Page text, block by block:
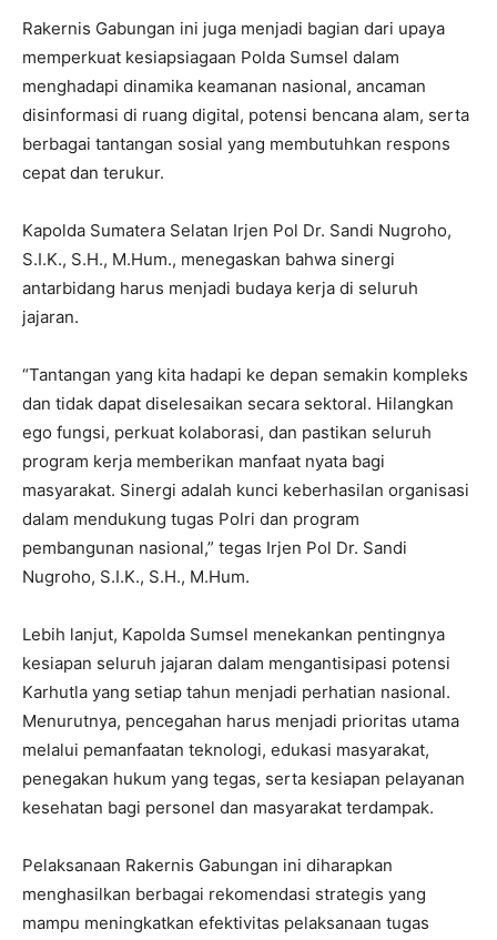
Rakernis Gabungan ini juga menjadi bagian dari upaya
memperkuat kesiapsiagaan Polda Sumsel dalam
menghadapi dinamika keamanan nasional, ancaman
disinformasi di ruang digital, potensi bencana alam, serta
berbagai tantangan sosial yang membutuhkan respons
cepat dan terukur.
Kapolda Sumatera Selatan Irjen Pol Dr. Sandi Nugroho,
S.I.K., S.H., M.Hum., menegaskan bahwa sinergi
antarbidang harus menjadi budaya kerja di seluruh
jajaran.
“Tantangan yang kita hadapi ke depan semakin kompleks
dan tidak dapat diselesaikan secara sektoral. Hilangkan
ego fungsi, perkuat kolaborasi, dan pastikan seluruh
program kerja memberikan manfaat nyata bagi
masyarakat. Sinergi adalah kunci keberhasilan organisasi
dalam mendukung tugas Polri dan program
pembangunan nasional,” tegas Irjen Pol Dr. Sandi
Nugroho, S.I.K., S.H., M.Hum.
Lebih lanjut, Kapolda Sumsel menekankan pentingnya
kesiapan seluruh jajaran dalam mengantisipasi potensi
Karhutla yang setiap tahun menjadi perhatian nasional.
Menurutnya, pencegahan harus menjadi prioritas utama
melalui pemanfaatan teknologi, edukasi masyarakat,
penegakan hukum yang tegas, serta kesiapan pelayanan
kesehatan bagi personel dan masyarakat terdampak.
Pelaksanaan Rakernis Gabungan ini diharapkan
menghasilkan berbagai rekomendasi strategis yang
mampu meningkatkan efektivitas pelaksanaan tugas